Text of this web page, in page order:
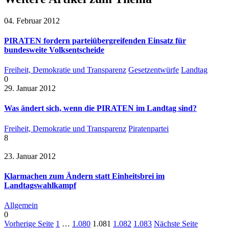
04. Februar 2012
PIRATEN fordern parteiübergreifenden Einsatz für
bundesweite Volksentscheide
Freiheit, Demokratie und Transparenz Gesetzentwürfe Landtag
0
29. Januar 2012
Was ändert sich, wenn die PIRATEN im Landtag sind?
Freiheit, Demokratie und Transparenz Piratenpartei
8
23. Januar 2012
Klarmachen zum Ändern statt Einheitsbrei im
Landtagswahlkampf
Allgemein
0
Vorherige Seite 1 … 1.080 1.081 1.082 1.083 Nächste Seite